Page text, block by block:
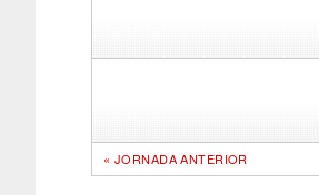
« JORNADA ANTERIOR